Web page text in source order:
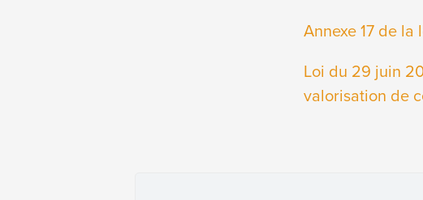
Annexe 17 de
Loi du 29 juin
valorisation de